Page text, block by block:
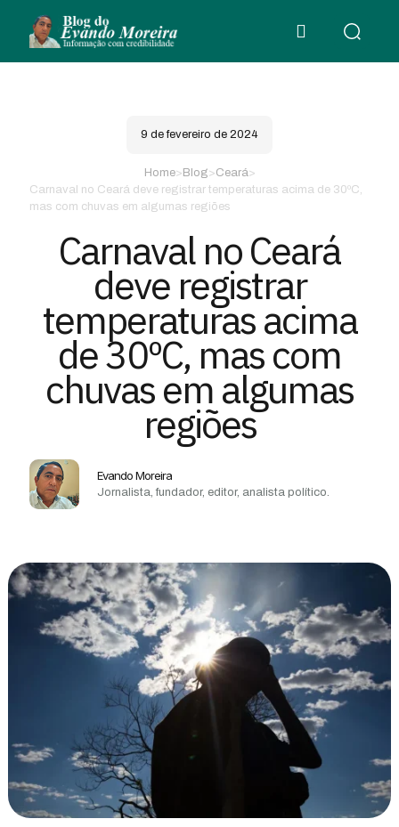
9 de fevereiro de 2024
Home> Blog>Ceará>
Carnaval no Ceará deve registrar temperaturas acima de 30ºC,
mas com chuvas em algumas regiões
Carnaval no Ceará
deve registrar
temperaturas acima
de 30ºC, mas com
chuvas em algumas
regiões
Evando Moreira
Jornalista, fundador, editor, analista político.